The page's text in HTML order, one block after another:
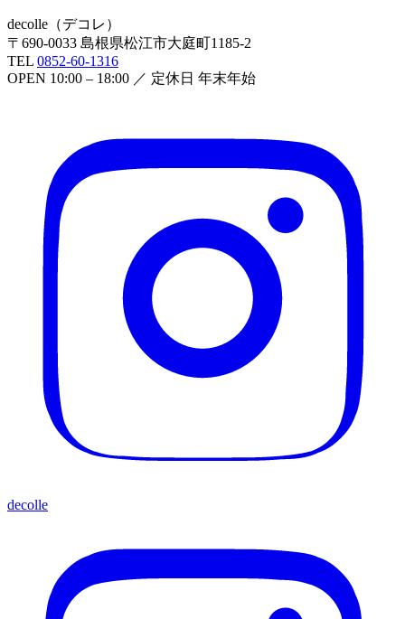
decolle （デコレ ）
〒 690-0033 島根県松江市大庭町1185-2
TEL 0852-60-1316
OPEN 10:00 – 18:00 ／ 定休日 年末年始
decolle